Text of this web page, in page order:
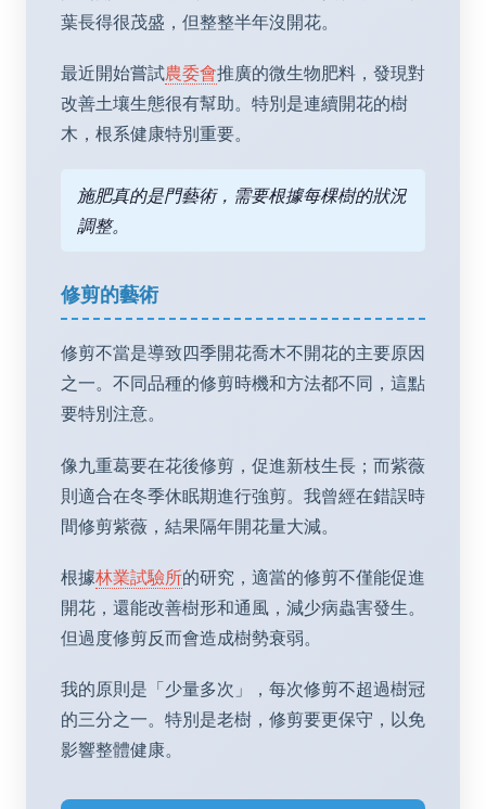
葉長得很茂盛，但整整半年沒開花。
最近開始嘗試農委會推廣的微生物肥料，發現對
改善土壤生態很有幫助。特別是連續開花的樹
木，根系健康特別重要。
施肥真的是門藝術，需要根據每棵樹的狀況
調整。
修剪的藝術
修剪不當是導致四季開花喬木不開花的主要原因
之一。不同品種的修剪時機和方法都不同，這點
要特別注意。
像九重葛要在花後修剪，促進新枝生長；而紫薇
則適合在冬季休眠期進行強剪。我曾經在錯誤時
間修剪紫薇，結果隔年開花量大減。
根據林業試驗所的研究，適當的修剪不僅能促進
開花，還能改善樹形和通風，減少病蟲害發生。
但過度修剪反而會造成樹勢衰弱。
我的原則是「少量多次」，每次修剪不超過樹冠
的三分之一。特別是老樹，修剪要更保守，以免
影響整體健康。